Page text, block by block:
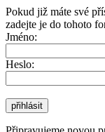
Pokud již máte své
zadejte je do tohoto
Jméno:
Heslo:
přihlásit